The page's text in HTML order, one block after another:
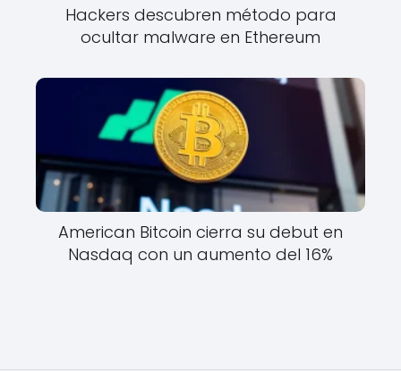
Hackers descubren método para
ocultar malware en Ethereum
American Bitcoin cierra su debut en
Nasdaq con un aumento del 16%